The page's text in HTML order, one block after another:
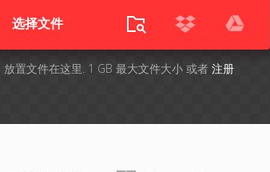
选择文件
放置文件在这里. 1 GB 最大文件大小 或者 注册